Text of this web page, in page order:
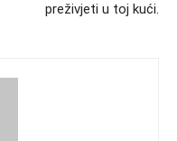
preživjeti u toj kući.